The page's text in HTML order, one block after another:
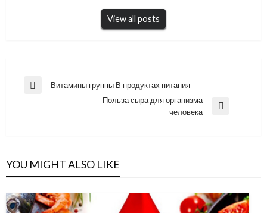
View all posts
Навигация
Previous
Витамины группы В продуктах питания
Польза сыра для организма
человека
YOU MIGHT ALSO LIKE